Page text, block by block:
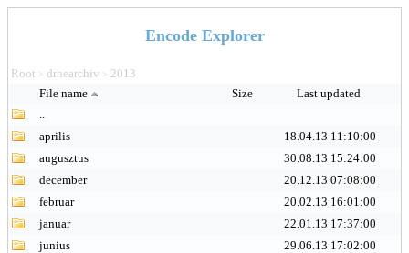
Encode Explorer
Root > drhearchiv > 2013
File name
Size
Last updated
..
aprilis
18.04.13 11:10:00
augusztus
30.08.13 15:24:00
december
20.12.13 07:08:00
februar
20.02.13 16:01:00
januar
22.01.13 17:37:00
junius
29.06.13 17:02:00